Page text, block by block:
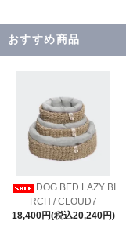
おすすめ商品
DOG BED LAZY BI
RCH / CLOUD7
18,400円(税込20,240円)